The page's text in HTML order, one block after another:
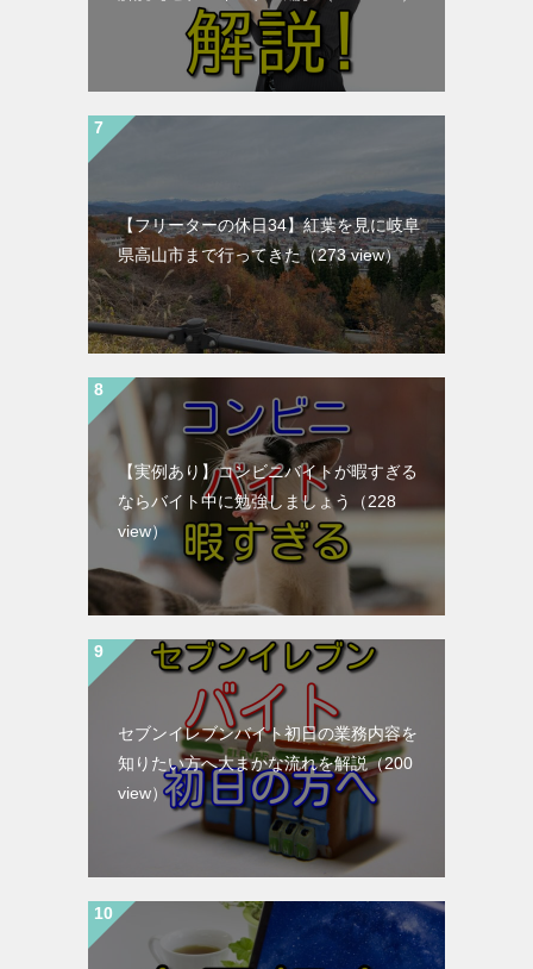
【フリーターの休日34】紅葉を見に岐阜
県高山市まで行ってきた（273 view）
【実例あり】コンビニバイトが暇すぎる
ならバイト中に勉強しましょう
（228
view）
セブンイレブンバイト初日の業務内容を
知りたい方へ大まかな流れを解説（200
view）